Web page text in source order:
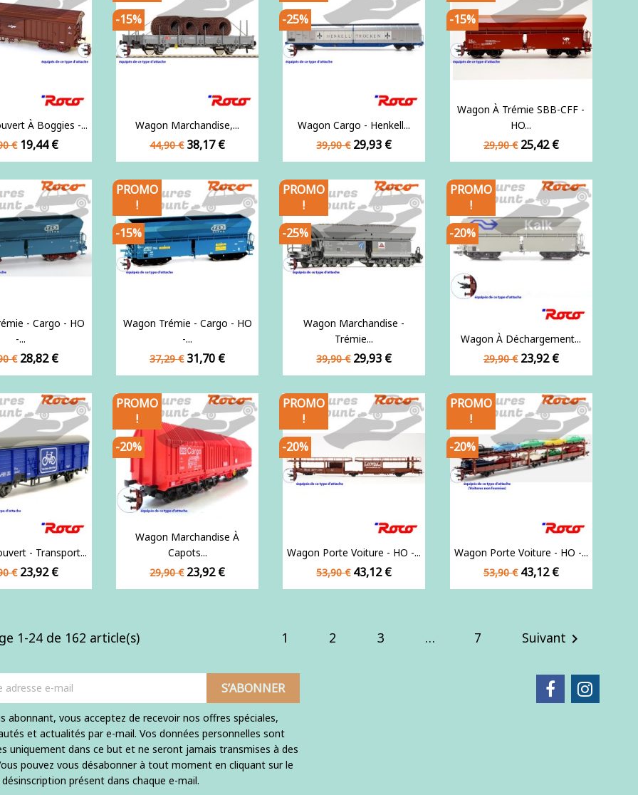
À Boggies -...
€ Prix
19,44 €
Wagon Marchandise,...
Prix
de
44,90 € Prix
38,17 €
-15%
Wagon Cargo - Henkell...
Prix
de
39,90 € Prix
29,93 €
-25%
Wagon À Trémie SBB-CFF -
HO...
Prix
de
29,90 € Prix
25,42 €
-15%
- Cargo - HO
-...
€ Prix
28,82 €
Wagon Trémie - Cargo - HO
-...
Prix
de
37,29 € Prix
31,70 €
PROMO
!
-15%
Wagon Marchandise -
Trémie...
Prix
de
39,90 € Prix
29,93 €
PROMO
!
-25%
Wagon À Déchargement...
Prix
de
29,90 € Prix
23,92 €
PROMO
!
-20%
- Transport...
€ Prix
23,92 €
Wagon Marchandise À
Capots...
Prix
de
29,90 € Prix
23,92 €
PROMO
!
-20%
Wagon Porte Voiture - HO -...
Prix
de
53,90 € Prix
43,12 €
PROMO
!
-20%
Wagon Porte Voiture - HO -...
Prix
de
53,90 € Prix
43,12 €
PROMO
!
-20%
1-24 de 162 article(s) 1 2 3 … 7 Suivant 
abonnant, vous acceptez de recevoir nos offres spéciales,
et actualités par e-mail. Vos données personnelles sont
uniquement dans ce but et ne seront jamais transmises à des
pouvez vous désabonner à tout moment en cliquant sur le
présent dans chaque e-mail.